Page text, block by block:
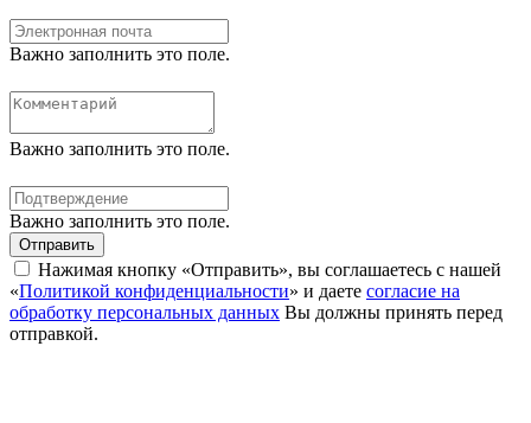
Важно заполнить это поле.
Важно заполнить это поле.
Важно заполнить это поле.
Отправить
Нажимая кнопку «Отправить», вы соглашаетесь с нашей
«Политикой конфиденциальности» и даете согласие на
обработку персональных данных Вы должны принять перед
отправкой.